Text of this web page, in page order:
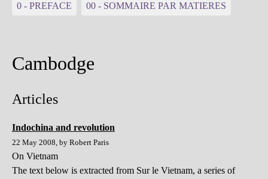
0 - PREFACE 00 - SOMMAIRE PAR MATIERES
Cambodge
Articles
Indochina and revolution
22 May 2008, by Robert Paris
On Vietnam
The text below is extracted from Sur le Vietnam, a series of